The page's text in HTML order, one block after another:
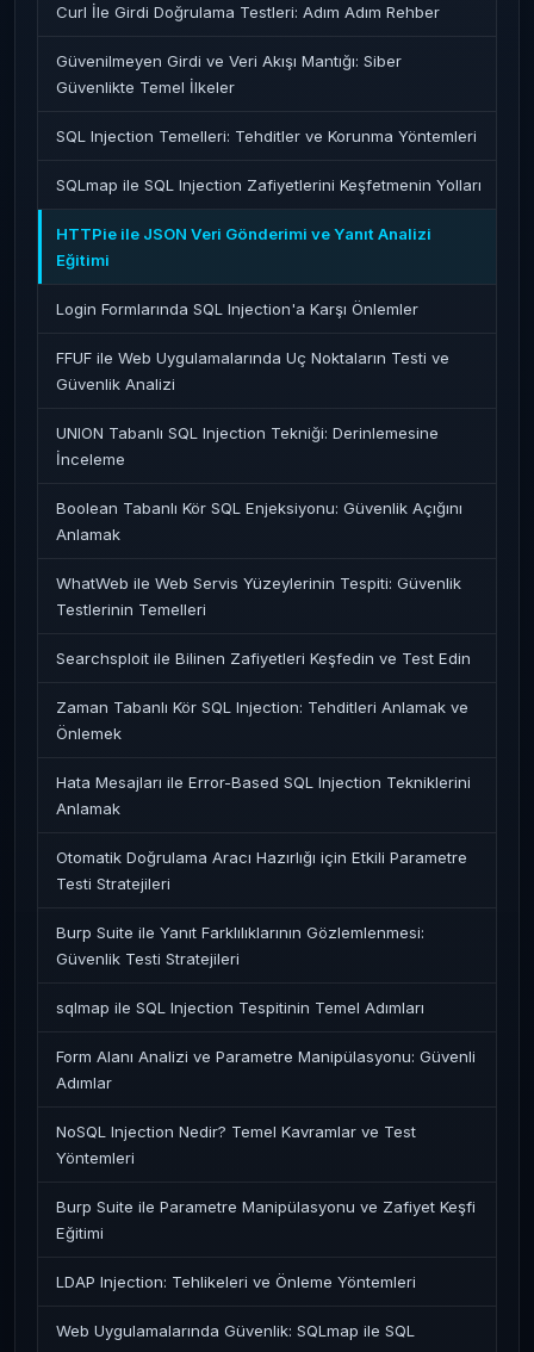
Curl İle Girdi Doğrulama Testleri: Adım Adım Rehber
Güvenilmeyen Girdi ve Veri Akışı Mantığı: Siber
Güvenlikte Temel İlkeler
SQL Injection Temelleri: Tehditler ve Korunma Yöntemleri
SQLmap ile SQL Injection Zafiyetlerini Keşfetmenin Yolları
HTTPie ile JSON Veri Gönderimi ve Yanıt Analizi
Eğitimi
Login Formlarında SQL Injection'a Karşı Önlemler
FFUF ile Web Uygulamalarında Uç Noktaların Testi ve
Güvenlik Analizi
UNION Tabanlı SQL Injection Tekniği: Derinlemesine
İnceleme
Boolean Tabanlı Kör SQL Enjeksiyonu: Güvenlik Açığını
Anlamak
WhatWeb ile Web Servis Yüzeylerinin Tespiti: Güvenlik
Testlerinin Temelleri
Searchsploit ile Bilinen Zafiyetleri Keşfedin ve Test Edin
Zaman Tabanlı Kör SQL Injection: Tehditleri Anlamak ve
Önlemek
Hata Mesajları ile Error-Based SQL Injection Tekniklerini
Anlamak
Otomatik Doğrulama Aracı Hazırlığı için Etkili Parametre
Testi Stratejileri
Burp Suite ile Yanıt Farklılıklarının Gözlemlenmesi:
Güvenlik Testi Stratejileri
sqlmap ile SQL Injection Tespitinin Temel Adımları
Form Alanı Analizi ve Parametre Manipülasyonu: Güvenli
Adımlar
NoSQL Injection Nedir? Temel Kavramlar ve Test
Yöntemleri
Burp Suite ile Parametre Manipülasyonu ve Zafiyet Keşfi
Eğitimi
LDAP Injection: Tehlikeleri ve Önleme Yöntemleri
Web Uygulamalarında Güvenlik: SQLmap ile SQL